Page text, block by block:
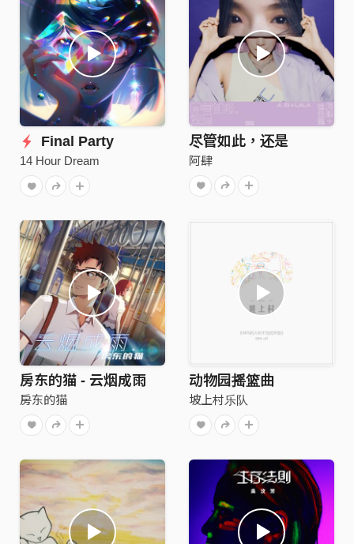
Final Party
14 Hour Dream
尽管如此，还是
阿肆
房东的猫 - 云烟成雨
房东的猫
动物园摇篮曲
坡上村乐队